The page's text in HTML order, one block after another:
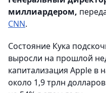
миллиардером,
CNN.
Состояние Кука
выросли на прошлой
капитализация Apple в
около 1,9 трлн